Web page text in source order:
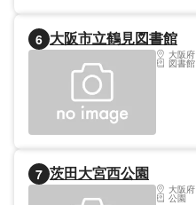
6 大阪市立鶴見図書館
大阪府
図書館
7 茨田大宮西公園
大阪府
公園